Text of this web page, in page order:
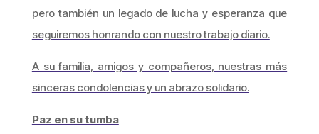
pero también un legado de lucha y esperanza que
seguiremos honrando con nuestro trabajo diario.
A su familia, amigos y compañeros, nuestras más
sinceras condolencias y un abrazo solidario.
Paz en su tumba